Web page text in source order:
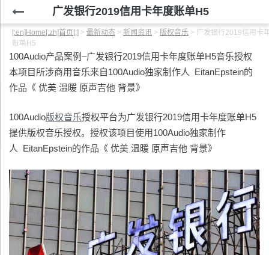
广发银行2019信用卡年度账单H5
[:en]Home[:zh]首页[:] > 最新动态 > 新闻资讯 > 版权音乐 > 广发银行2019信用卡
账单H5
100Audio产品案例–广发银行2019信用卡年度账单H5音乐授权
本项目所涉商用音乐来自100Audio独家制作人 EitanEpstein的
作品《 优美 温暖 原声吉他 背景》
100Audio版权音乐授权平台为广发银行2019信用卡年度账单H5
提供版权音乐授权。授权该项目使用100Audio独家制作
人 EitanEpstein的作品《 优美 温暖 原声吉他 背景》